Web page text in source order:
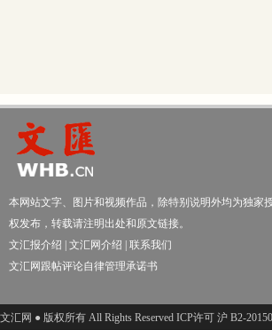
本网站文字、图片和视频作品，除特别说明外均为独家
权发布，转载请注明出处和原文链接。
文汇报介绍
文汇网介绍
联系我们
文汇网跟帖评论自律管理承诺书
文汇网 ● 版权所有 All Rights Reserved ICP许可 沪 B2-